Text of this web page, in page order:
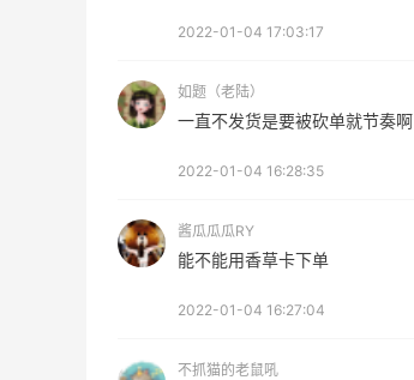
2022-01-04 17:03:17
如题（老陆）
一直不发货是要被砍单就节奏啊
2022-01-04 16:28:35
酱瓜瓜瓜RY
能不能用香草卡下单
2022-01-04 16:27:04
不抓猫的老鼠吼
Mac Duggal
6028人成功下单